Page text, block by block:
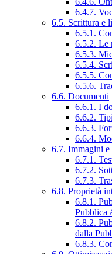
6.4.7.
6.5. Scrittura e
6.5.1.
6.5.2. Le
6.5.3.
6.5.4.
6.5.5.
6.5.6.
6.6. Documenti
6.6.1. I
6.6.2.
6.6.3.
6.6.4.
6.7. Immagini e
6.7.1.
6.7.2.
6.7.3.
6.8. Proprietà
6.8.1.
Pubblica
6.8.2.
dalla
6.8.3.